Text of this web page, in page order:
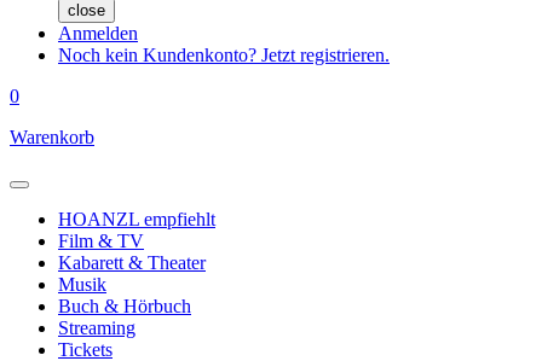
close
Anmelden
Noch kein Kundenkonto? Jetzt registrieren.
0
Warenkorb
HOANZL empfiehlt
Film & TV
Kabarett & Theater
Musik
Buch & Hörbuch
Streaming
Tickets